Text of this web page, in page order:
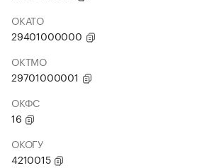
ОКАТО
29401000000
ОКТМО
29701000001
ОКФС
16
ОКОГУ
4210015